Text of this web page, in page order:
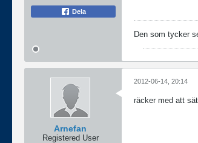
Dela
Den som tycker
Arnefan
Registered User
2012-06-14, 20:14
räcker med att